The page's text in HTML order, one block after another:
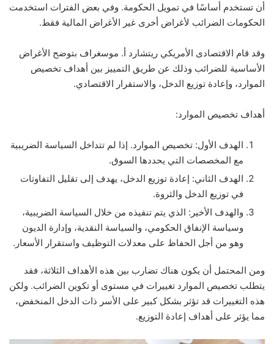
أن تستخدم أساسًا في تمويل الحكومة. وفي بعض الفترات استخدمت
الحكومات الضرائب لأغراض أخرى غير الأغراض المالية فقط.
وقد قام الاقتصادى الأمريكي ريتشارد أ. موسغراف بتوضح الأغراض
الأساسية للضرائب وذلك عن طريق التمييز بين أهداف تخصيص
الموارد، وإعادة توزيع الدخل، والاستقرار الاقتصادي.
أهداف تخصيص الموارد:
الهدف الأول: تخصيص الموارد. إذا لم تتداخل السياسة الضريبية
مع المخصصات التي يحددها السوق.
الهدف الثاني: إعادة توزيع الدخل، يهدف إلى تقليل التفاوتات
في توزيع الدخل والثروة.
والهدف الأخير: الذي يتم تنفيذه من خلال السياسة الضريبية،
وسياسة الإنفاق الحكومي، والسياسة النقدية، وإدارة الديون
وهو من أجل الحفاظ على معدلات التوظيف واستقرار الأسعار.
ومن المحتمل أن يكون هناك تضارب بين هذه الأهداف الثلاثة، فقد
يتطلب تخصيص الموارد تغييرات في مستوى أو تكوين الضرائب. ولكن
هذه التغييرات قد تؤثر بشكل كبير على الأسر ذات الدخل المنخفض،
مما يؤثر على أهداف إعادة التوزيع.